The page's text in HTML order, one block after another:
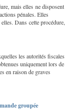
mais elles ne disposent
pénales. Elles
Dans cette procédure,
les autorités fiscales
uniquement lors de
en raison de graves
groupée